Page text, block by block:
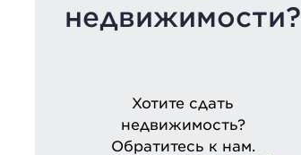
недвижимости?
Хотите сдать
недвижимость?
Обратитесь к нам.